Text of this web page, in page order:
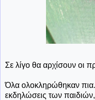
Σε λίγο θα αρχίσουν οι
Όλα ολοκληρώθηκαν πια.
εκδηλώσεις των